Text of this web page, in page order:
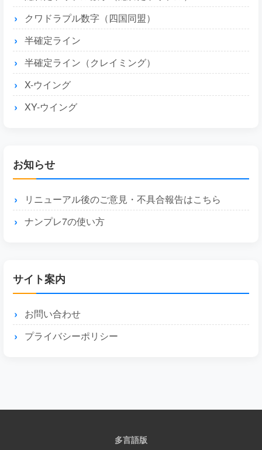
クワドラプル数字（四国同盟）
半確定ライン
半確定ライン（クレイミング）
X-ウイング
XY-ウイング
お知らせ
リニューアル後のご意見・不具合報告はこちら
ナンプレ7の使い方
サイト案内
お問い合わせ
プライバシーポリシー
多言語版